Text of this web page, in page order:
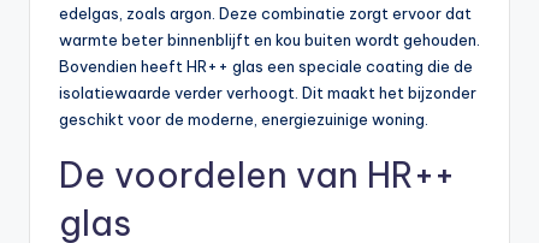
edelgas, zoals argon. Deze combinatie zorgt ervoor dat
warmte beter binnenblijft en kou buiten wordt gehouden.
Bovendien heeft HR++ glas een speciale coating die de
isolatiewaarde verder verhoogt. Dit maakt het bijzonder
geschikt voor de moderne, energiezuinige woning.
De voordelen van HR++
glas